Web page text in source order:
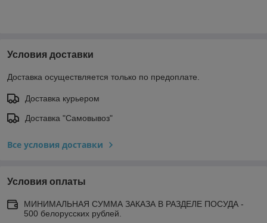
Условия доставки
Доставка осуществляется только по предоплате.
Доставка курьером
Доставка "Самовывоз"
Все условия доставки
Условия оплаты
МИНИМАЛЬНАЯ СУММА ЗАКАЗА В РАЗДЕЛЕ ПОСУДА -
500 белорусских рублей.